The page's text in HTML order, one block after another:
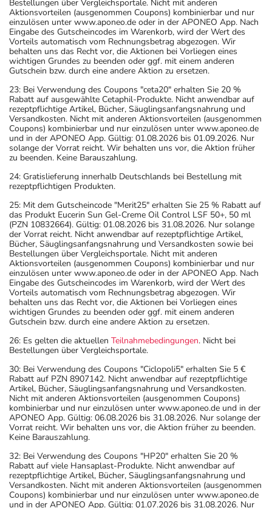
Bestellungen über Vergleichsportale. Nicht mit anderen
Aktionsvorteilen (ausgenommen Coupons) kombinierbar und nur
einzulösen unter www.aponeo.de oder in der APONEO App. Nach
Eingabe des Gutscheincodes im Warenkorb, wird der Wert des
Vorteils automatisch vom Rechnungsbetrag abgezogen. Wir
behalten uns das Recht vor, die Aktionen bei Vorliegen eines
wichtigen Grundes zu beenden oder ggf. mit einem anderen
Gutschein bzw. durch eine andere Aktion zu ersetzen.
23: Bei Verwendung des Coupons "ceta20" erhalten Sie 20 %
Rabatt auf ausgewählte Cetaphil-Produkte. Nicht anwendbar auf
rezeptpflichtige Artikel, Bücher, Säuglingsanfangsnahrung und
Versandkosten. Nicht mit anderen Aktionsvorteilen (ausgenommen
Coupons) kombinierbar und nur einzulösen unter www.aponeo.de
und in der APONEO App. Gültig: 01.08.2026 bis 01.09.2026. Nur
solange der Vorrat reicht. Wir behalten uns vor, die Aktion früher
zu beenden. Keine Barauszahlung.
24: Gratislieferung innerhalb Deutschlands bei Bestellung mit
rezeptpflichtigen Produkten.
25: Mit dem Gutscheincode "Merit25" erhalten Sie 25 % Rabatt auf
das Produkt Eucerin Sun Gel-Creme Oil Control LSF 50+, 50 ml
(PZN 10832664). Gültig: 01.08.2026 bis 31.08.2026. Nur solange
der Vorrat reicht. Nicht anwendbar auf rezeptpflichtige Artikel,
Bücher, Säuglingsanfangsnahrung und Versandkosten sowie bei
Bestellungen über Vergleichsportale. Nicht mit anderen
Aktionsvorteilen (ausgenommen Coupons) kombinierbar und nur
einzulösen unter www.aponeo.de oder in der APONEO App. Nach
Eingabe des Gutscheincodes im Warenkorb, wird der Wert des
Vorteils automatisch vom Rechnungsbetrag abgezogen. Wir
behalten uns das Recht vor, die Aktionen bei Vorliegen eines
wichtigen Grundes zu beenden oder ggf. mit einem anderen
Gutschein bzw. durch eine andere Aktion zu ersetzen.
26: Es gelten die aktuellen Teilnahmebedingungen. Nicht bei
Bestellungen über Vergleichsportale.
30: Bei Verwendung des Coupons "Ciclopoli5" erhalten Sie 5 €
Rabatt auf PZN 8907142. Nicht anwendbar auf rezeptpflichtige
Artikel, Bücher, Säuglingsanfangsnahrung und Versandkosten.
Nicht mit anderen Aktionsvorteilen (ausgenommen Coupons)
kombinierbar und nur einzulösen unter www.aponeo.de und in der
APONEO App. Gültig: 06.08.2026 bis 31.08.2026. Nur solange der
Vorrat reicht. Wir behalten uns vor, die Aktion früher zu beenden.
Keine Barauszahlung.
32: Bei Verwendung des Coupons "HP20" erhalten Sie 20 %
Rabatt auf viele Hansaplast-Produkte. Nicht anwendbar auf
rezeptpflichtige Artikel, Bücher, Säuglingsanfangsnahrung und
Versandkosten. Nicht mit anderen Aktionsvorteilen (ausgenommen
Coupons) kombinierbar und nur einzulösen unter www.aponeo.de
und in der APONEO App. Gültig: 01.07.2026 bis 31.08.2026. Nur